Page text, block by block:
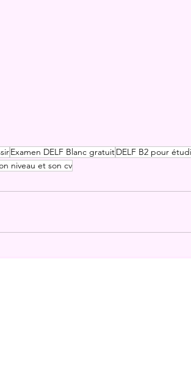
Examen DELF Blanc gratuitDELF B2 pour
niveau et son cv